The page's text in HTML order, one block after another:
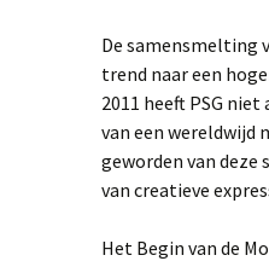
De samensmelting
trend naar een
2011 heeft PSG
van een wereldwijd
geworden van
van creatieve
Het Begin van de